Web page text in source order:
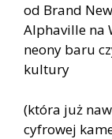
od Brand
Alphaville na
neony baru
kultury
(która już
cyfrowej